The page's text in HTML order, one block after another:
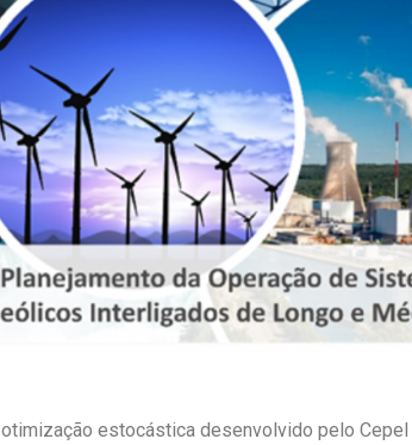
otimização estocástica desenvolvido pelo Cepel